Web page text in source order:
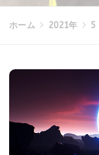
ホーム 2021年 5